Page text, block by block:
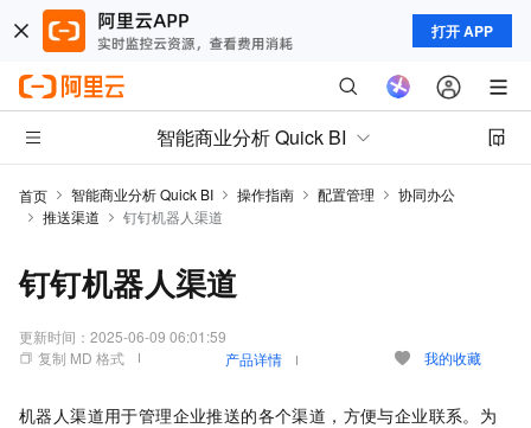
打开 APP
智能商业分析 Quick BI
首页 智能商业分析 Quick BI 操作指南 配置管理
协同办公
推送渠道
钉钉机器人渠道
钉钉机器人渠道
更新时间： 2025-06-09 06:01:59
复制 MD 格式
产品详情 我的收藏
机器人渠道用于管理企业推送的各个渠道，方便与企业联系。为